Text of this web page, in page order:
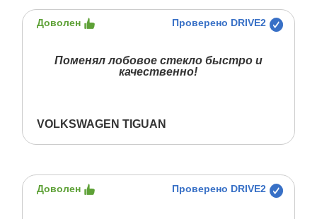
пить. Оценка отлично!
Доволен Проверено DRIVE2
Поменял лобовое стекло быстро и
качественно!
VOLKSWAGEN TIGUAN
Доволен Проверено DRIVE2